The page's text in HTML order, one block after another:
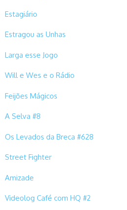
Estagiário
Estragou as Unhas
Larga esse Jogo
Will e Wes e o Rádio
Feijões Mágicos
A Selva #8
Os Levados da Breca #628
Street Fighter
Amizade
Videolog Café com HQ #2